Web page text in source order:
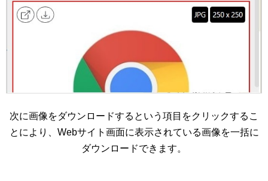
次に画像をダウンロードするという項目をクリックするこ
とにより、Webサイト画面に表示されている画像を一括に
ダウンロードできます。